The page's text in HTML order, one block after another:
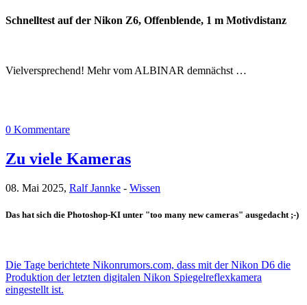
Schnelltest auf der Nikon Z6, Offenblende, 1 m Motivdistanz
Vielversprechend! Mehr vom ALBINAR demnächst …
0 Kommentare
Zu viele Kameras
08. Mai 2025, Ralf Jannke - Wissen
Das hat sich die Photoshop-KI unter "too many new cameras" ausgedacht ;-)
Die Tage berichtete Nikonrumors.com, dass mit der Nikon D6 die
Produktion der letzten digitalen Nikon Spiegelreflexkamera
eingestellt ist.